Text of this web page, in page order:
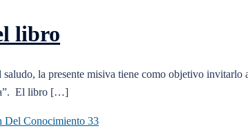
libro
la presente misiva tiene como objetivo
El libro […]